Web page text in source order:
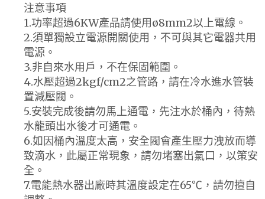
注意事項
1.功率超過6KW產品請使用ø8mm2以上電線。
2.須單獨設立電源開關使用，不可與其它電器共用
電源。
3.非自來水用戶，不在保固範圍。
4.水壓超過2kgf/cm2之管路，請在冷水進水管裝
置減壓閥。
5.安裝完成後請勿馬上通電，先注水於桶內，待熱
水龍頭出水後才可通電。
6.如因桶內溫度太高，安全閥會產生壓力洩放而導
致滴水，此屬正常現象，請勿堵塞出氣口，以策安
全。
7.電能熱水器出廠時其溫度設定在65℃，請勿擅自